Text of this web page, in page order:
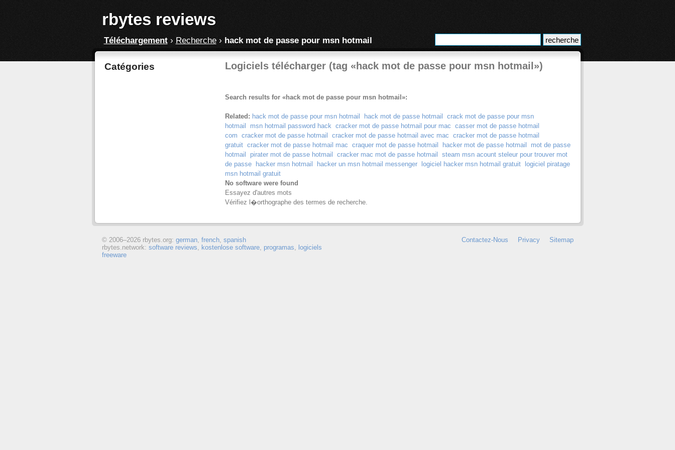
rbytes reviews
Téléchargement› Recherche› hack mot de passe pour msn hotmail
Catégories Logiciels télécharger (tag «hack mot de passe pour msn hotmail»)
Search results for «hack mot de passe pour msn hotmail»:
Related: hack mot de passe pour msn hotmail hack mot de passe hotmail
crack mot de passe pour msn
hotmail
msn hotmail password hack cracker mot de passe hotmail pour mac casser mot de passe hotmail
com cracker mot de passe hotmail cracker mot de passe hotmail avec mac cracker mot de passe hotmail
gratuit cracker mot de passe hotmail mac craquer mot de passe hotmail hacker mot de passe hotmail
mot de passe
hotmail
pirater mot de passe hotmail cracker mac mot de passe hotmail
steam msn acount steleur pour trouver mot
de passe
hacker msn hotmail hacker un msn hotmail messenger logiciel hacker msn hotmail gratuit
logiciel piratage
msn hotmail gratuit
No software were found
Essayez d'autres mots
Vérifiez l�orthographe des termes de recherche.
Contactez-Nous Privacy Sitemap
© 2006–2026 rbytes.org: german, french, spanish
rbytes.network: software reviews, kostenlose software, programas, logiciels
freeware